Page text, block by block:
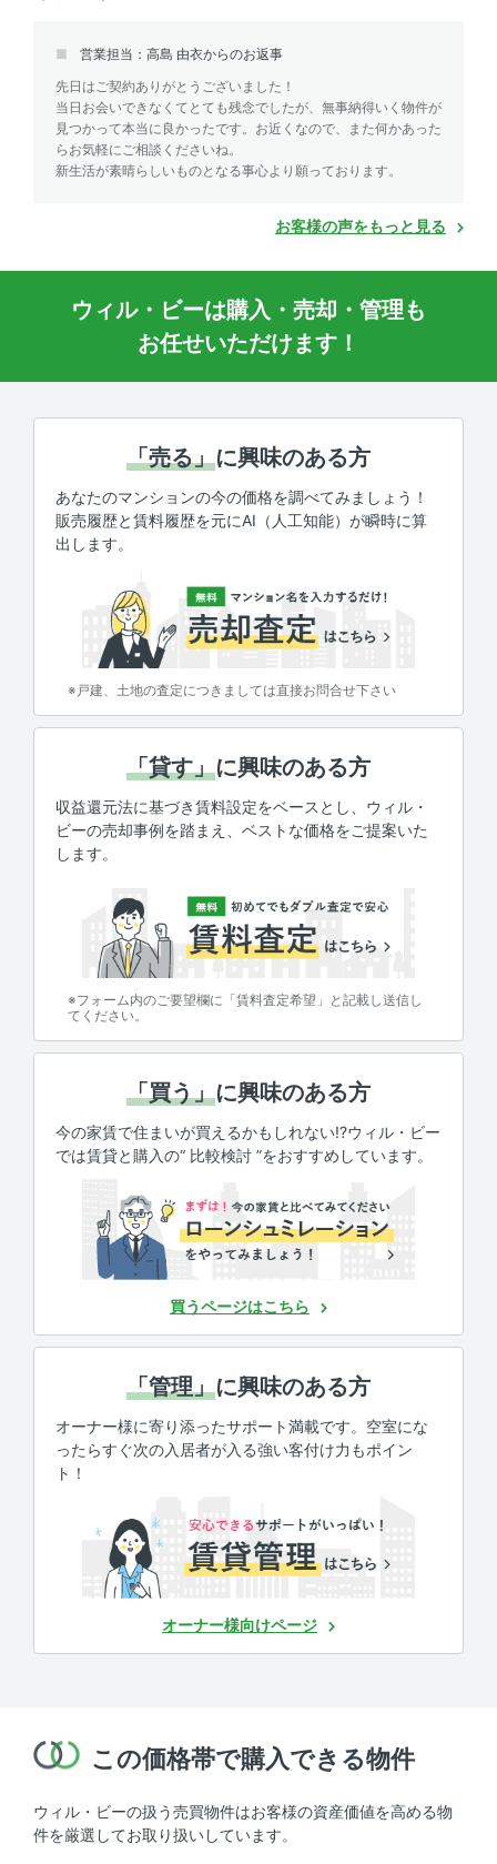
営業担当：高島 由衣からのお返事
先日はご契約ありがとうございました！
当日お会いできなくてとても残念でしたが、無事納得いく物件が
見つかって本当に良かったです。お近くなので、また何かあった
らお気軽にご相談くださいね。
新生活が素晴らしいものとなる事心より願っております。
お客様の声をもっと見る
ウィル・ビーは購入・売却・管理も
お任せいただけます！
「売る」に興味のある方
あなたのマンションの今の価格を調べてみましょう！
販売履歴と賃料履歴を元にAI（人工知能）が瞬時に算
出します。
※戸建、土地の査定につきましては直接お問合せ下さい
「貸す」に興味のある方
収益還元法に基づき賃料設定をベースとし、ウィル・
ビーの売却事例を踏まえ、ベストな価格をご提案いた
します。
※フォーム内のご要望欄に「賃料査定希望」と記載し送信し
てください。
「買う」に興味のある方
今の家賃で住まいが買えるかもしれない!?ウィル・ビー
では賃貸と購入の“ 比較検討 ”をおすすめしています。
買うページはこちら
「管理」に興味のある方
オーナー様に寄り添ったサポート満載です。空室にな
ったらすぐ次の入居者が入る強い客付け力もポイン
ト！
オーナー様向けページ
この価格帯で購入できる物件
ウィル・ビーの扱う売買物件はお客様の資産価値を高める物
件を厳選してお取り扱いしています。